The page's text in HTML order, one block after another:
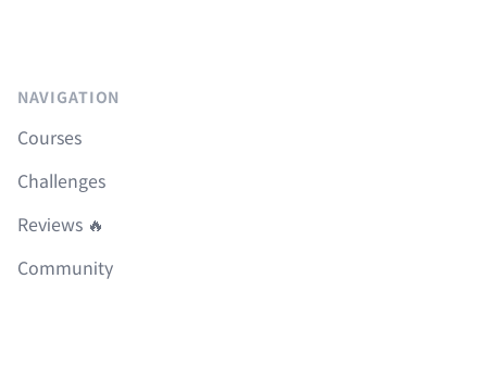
NAVIGATION
Courses
Challenges
Reviews 🔥
Community